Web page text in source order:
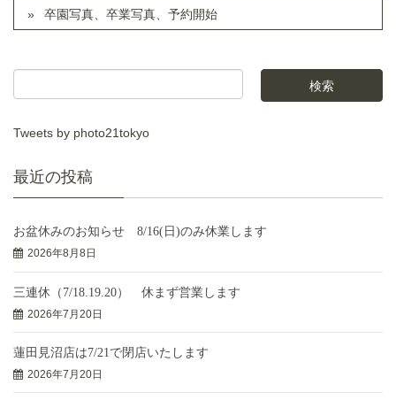
卒園写真、卒業写真、予約開始
Tweets by photo21tokyo
最近の投稿
お盆休みのお知らせ 8/16(日)のみ休業します
2026年8月8日
三連休（7/18.19.20） 休まず営業します
2026年7月20日
蓮田見沼店は7/21で閉店いたします
2026年7月20日